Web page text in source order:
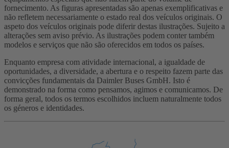
fornecimento. As figuras apresentadas são apenas exemplificativas e
não refletem necessariamente o estado real dos veículos originais. O
aspeto dos veículos originais pode diferir destas ilustrações. Sujeito a
alterações sem aviso prévio. As ilustrações podem conter também
modelos e serviços que não são oferecidos em todos os países.
Enquanto empresa com atividade internacional, a igualdade de
oportunidades, a diversidade, a abertura e o respeito fazem parte das
convicções fundamentais da Daimler Buses GmbH. Isto é
demonstrado na forma como pensamos, agimos e comunicamos. De
forma geral, todos os termos escolhidos incluem naturalmente todos
os géneros e identidades.